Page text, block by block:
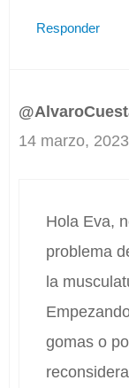
Responder
14 marzo,
Hola Eva,
problema
la
gomas o